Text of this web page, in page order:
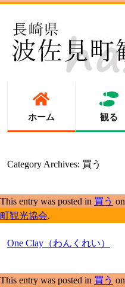
ホーム 観る
Category Archives: 買う
This entry was posted in 買う on
町観光協会.
One Clay（わんくれい）
This entry was posted in 買う on